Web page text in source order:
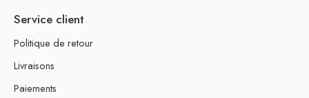
Service client
Politique de retour
Livraisons
Paiements